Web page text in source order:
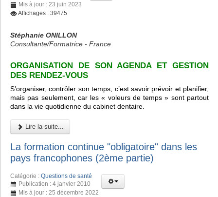
Mis à jour : 23 juin 2023
Affichages : 39475
Stéphanie ONILLON
Consultante/Formatrice - France
ORGANISATION DE SON AGENDA ET GESTION
DES RENDEZ-VOUS
S’organiser, contrôler son temps, c’est savoir prévoir et planifier,
mais pas seulement, car les « voleurs de temps » sont partout
dans la vie quotidienne du cabinet dentaire.
Lire la suite...
La formation continue "obligatoire" dans les
pays francophones (2ème partie)
Catégorie : Questions de santé
Publication : 4 janvier 2010
Mis à jour : 25 décembre 2022